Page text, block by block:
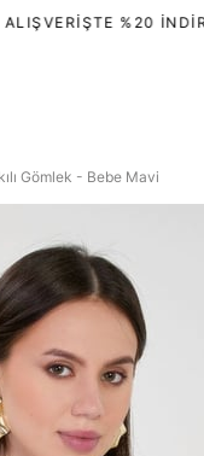
%20 İNDIRIM
Gömlek - Bebe Mavi